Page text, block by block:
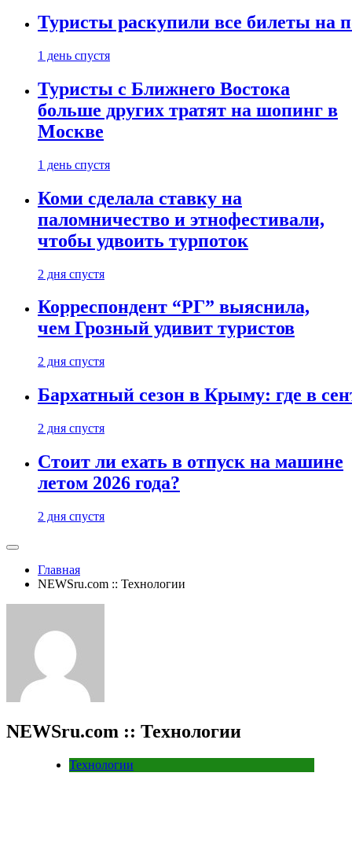
Туристы раскупили все билеты на
1 день спустя
Туристы с Ближнего Востока
больше других тратят на шопинг в
Москве
1 день спустя
Коми сделала ставку на
паломничество и этнофестивали,
чтобы удвоить турпоток
2 дня спустя
Корреспондент “РГ” выяснила,
чем Грозный удивит туристов
2 дня спустя
Бархатный сезон в Крыму: где в
2 дня спустя
Стоит ли ехать в отпуск на машине
летом 2026 года?
2 дня спустя
Главная
NEWSru.com :: Технологии
NEWSru.com :: Технологии
Технологии